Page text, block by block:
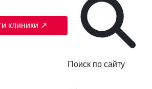
клиники ↗
Поиск по сайту